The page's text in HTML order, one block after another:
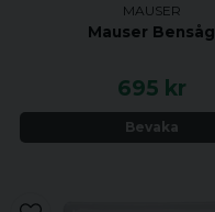
MAUSER
Mauser Bensåg
695 kr
Bevaka